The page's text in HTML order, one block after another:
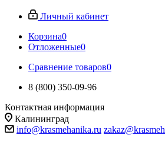
Личный кабинет
Корзина0
Отложенные0
Сравнение товаров0
8 (800) 350-09-96
Контактная информация
Калининград
info@krasmehanika.ru